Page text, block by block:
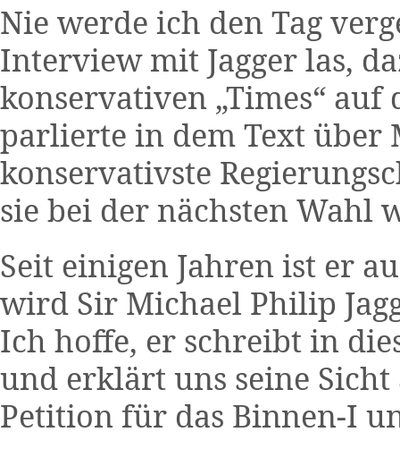
Nie werde ich den Tag
Interview mit Jagger las,
konservativen „Times“ auf
parlierte in dem Text über
konservativste
sie bei der nächsten Wahl
Seit einigen Jahren ist er
wird Sir Michael Philip
Ich hoffe, er schreibt in
und erklärt uns seine
Petition für das Binnen-I